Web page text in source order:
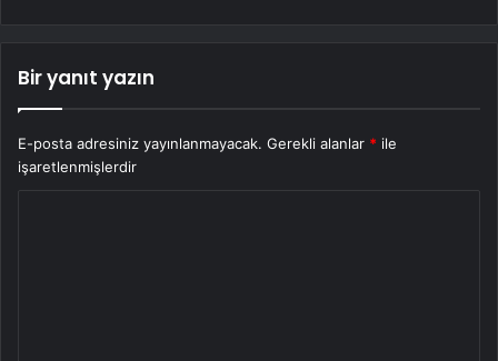
Bir yanıt yazın
E-posta adresiniz yayınlanmayacak. Gerekli alanlar * ile
işaretlenmişlerdir